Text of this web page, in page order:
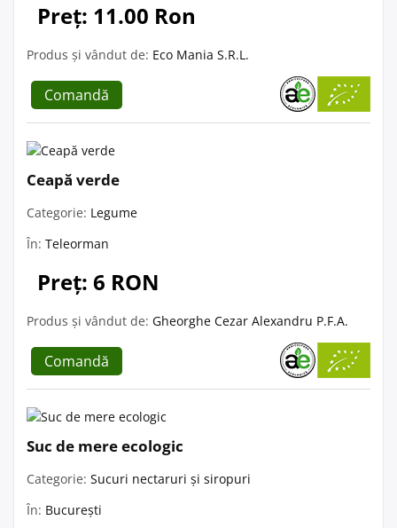
Preț: 11.00 Ron
Produs și vândut de: Eco Mania S.R.L.
Comandă
Ceapă verde
Categorie: Legume
În: Teleorman
Preț: 6 RON
Produs și vândut de: Gheorghe Cezar Alexandru P.F.A.
Comandă
Suc de mere ecologic
Categorie: Sucuri nectaruri și siropuri
În: București